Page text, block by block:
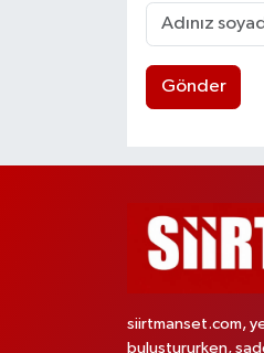
Gönder
siirtmanset.com,
buluştururken,